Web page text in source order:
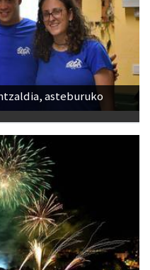
asteburuko